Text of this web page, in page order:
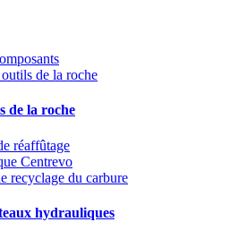
de la roche
de la roche
réaffûtage
Centrevo
recyclage du carbure
hydrauliques